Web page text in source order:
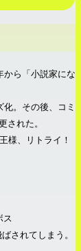
から「小説家にな
。その後、コミ
された。
様、リトライ！
ス
されてしまう。